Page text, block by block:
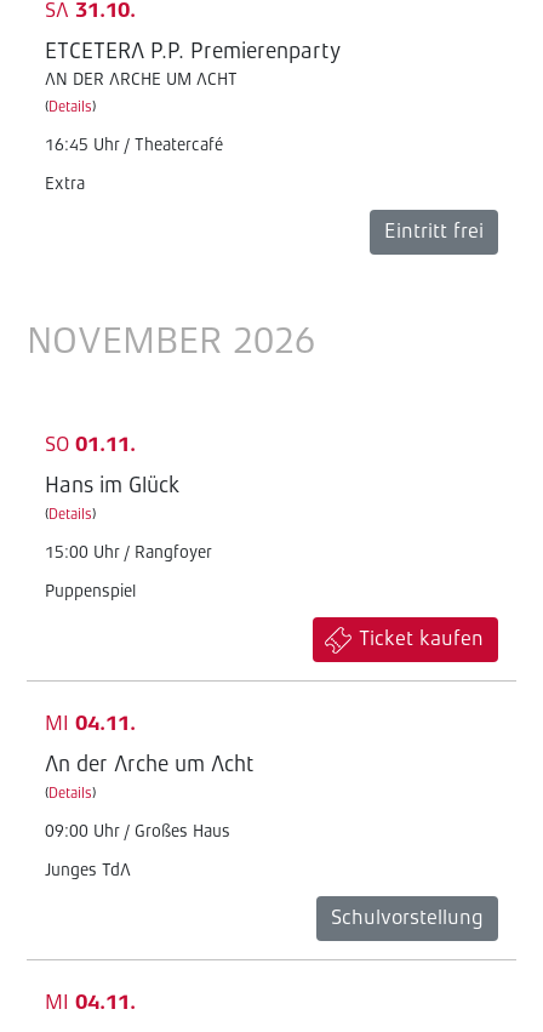
SA 31.10.
ETCETERA P.P. Premierenparty
AN DER ARCHE UM ACHT
(Details)
16:45 Uhr / Theatercafé
Extra
Eintritt frei
NOVEMBER 2026
SO 01.11.
Hans im Glück
(Details)
15:00 Uhr / Rangfoyer
Puppenspiel
Ticket kaufen
MI 04.11.
An der Arche um Acht
(Details)
09:00 Uhr / Großes Haus
Junges TdA
Schulvorstellung
MI 04.11.